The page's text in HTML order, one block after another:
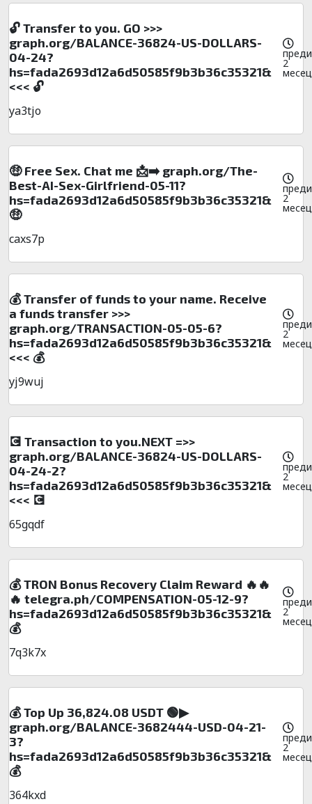
🔓 Transfer to you. GO >>>
graph.org/BALANCE-36824-US-DOLLARS-
04-24?
hs=fada2693d12a6d50585f9b3b36c35321&
<<< 🔓
преди
2
ya3tjo
🤑 Free Sex. Chat me 📩➡️ graph.org/The-
Best-AI-Sex-Girlfriend-05-11?
hs=fada2693d12a6d50585f9b3b36c35321&
🤑
преди
2
caxs7p
💰 Transfer of funds to your name. Receive
a funds transfer >>>
graph.org/TRANSACTION-05-05-6?
hs=fada2693d12a6d50585f9b3b36c35321&
<<< 💰
преди
2
yj9wuj
💽 Transaction to you.NEXT =>>
graph.org/BALANCE-36824-US-DOLLARS-
04-24-2?
hs=fada2693d12a6d50585f9b3b36c35321&
<<< 💽
преди
2
65gqdf
💰 TRON Bonus Recovery Claim Reward 🔥🔥
🔥 telegra.ph/COMPENSATION-05-12-9?
hs=fada2693d12a6d50585f9b3b36c35321&
💰
преди
2
7q3k7x
💰 Top Up 36,824.08 USDT 🟢▶
graph.org/BALANCE-3682444-USD-04-21-
3?
hs=fada2693d12a6d50585f9b3b36c35321&
💰
преди
2
364kxd